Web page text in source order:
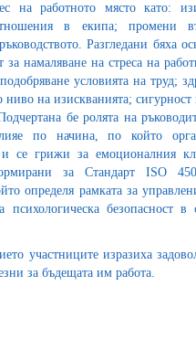
на работното място като:
в екипа; промени
Разгледани бяха
за намаляване на стреса на
условията на труд;
на изискванията; сигурност
бе ролята на
по начина, по който
и се грижи за емоционалния
за Стандарт ISO
определя рамката за
безопасност в
участниците изразиха
за бъдещата им работа.